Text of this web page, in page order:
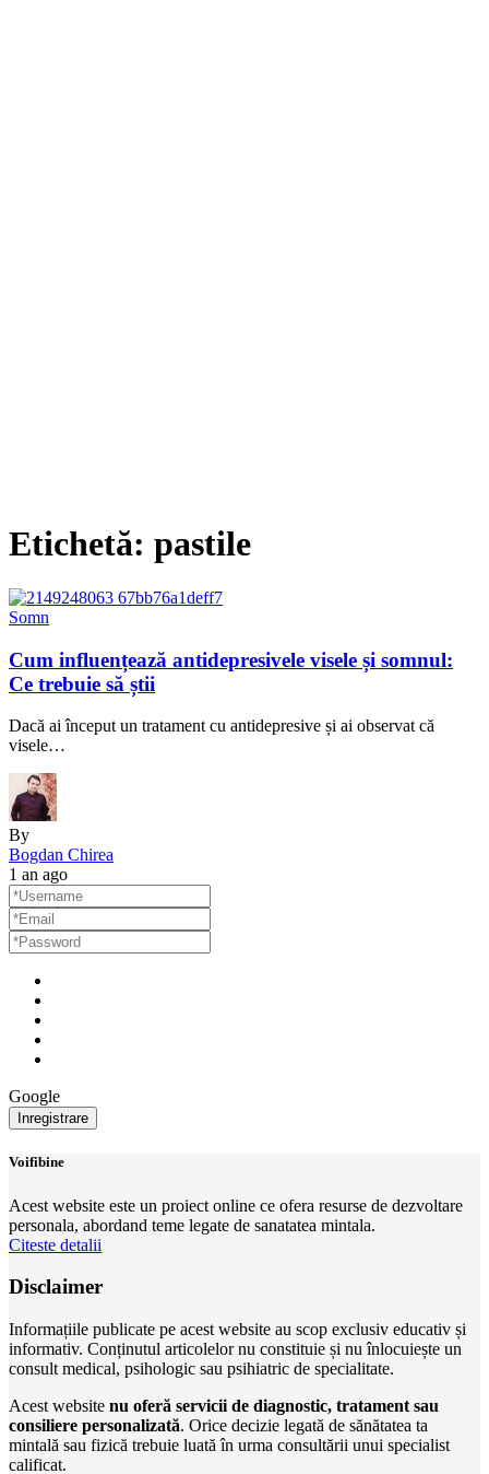
Etichetă: pastile
Somn
Cum influențează antidepresivele visele și somnul:
Ce trebuie să știi
Dacă ai început un tratament cu antidepresive și ai observat că
visele…
By
Bogdan Chirea
1 an ago
Google
Voifibine
Acest website este un proiect online ce ofera resurse de dezvoltare
personala, abordand teme legate de sanatatea mintala.
Citeste detalii
Disclaimer
Informațiile publicate pe acest website au scop exclusiv educativ și
informativ. Conținutul articolelor nu constituie și nu înlocuiește un
consult medical, psihologic sau psihiatric de specialitate.
Acest website nu oferă servicii de diagnostic, tratament sau
consiliere personalizată. Orice decizie legată de sănătatea ta
mintală sau fizică trebuie luată în urma consultării unui specialist
calificat.